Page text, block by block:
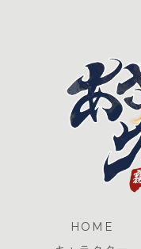
HOME